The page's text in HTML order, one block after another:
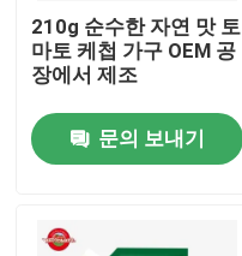
우리 에 관한 것
공장 투어
품질 관리
저희와 연락
210g 순수한 자연 맛 토
마토 케첩 가구 OEM 공
장에서 제조
문의 보내기